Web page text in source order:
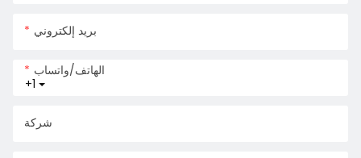
بريد إلكتروني
+1
الهاتف/واتساب
شركة